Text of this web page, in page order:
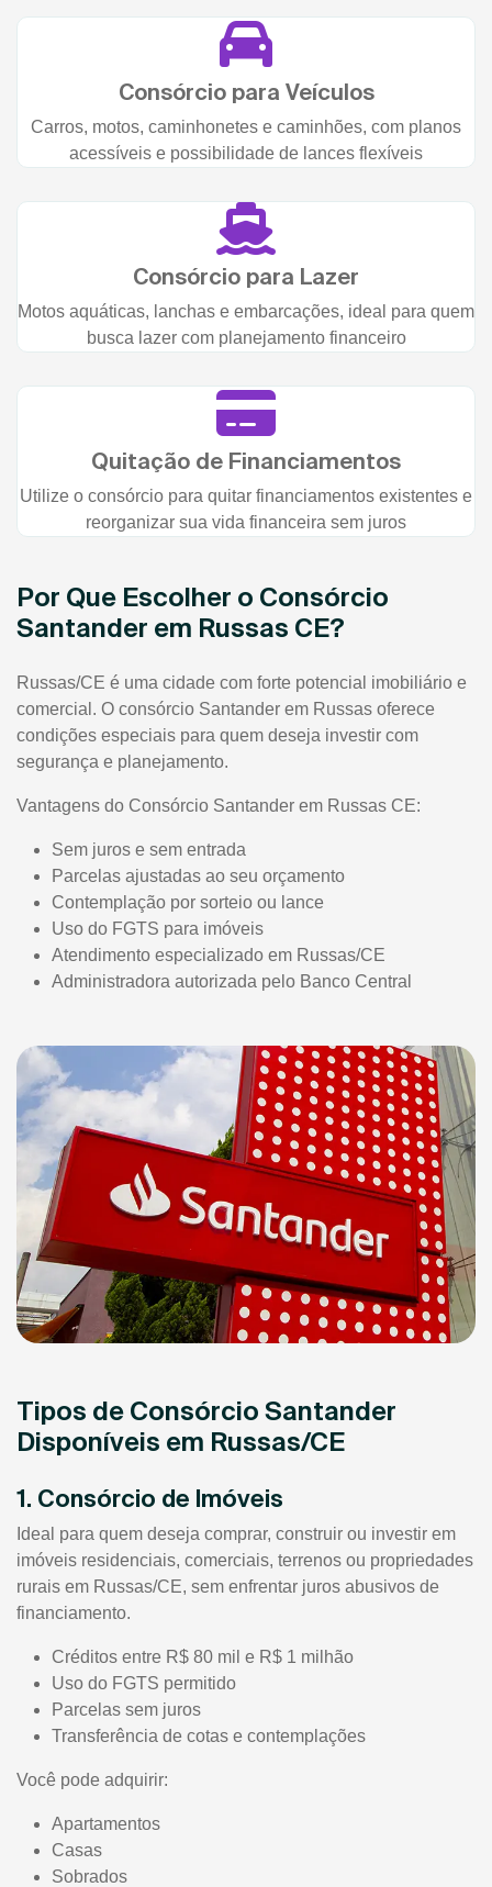
Consórcio para Veículos
Carros, motos, caminhonetes e caminhões, com planos
acessíveis e possibilidade de lances flexíveis
Consórcio para Lazer
Motos aquáticas, lanchas e embarcações, ideal para quem
busca lazer com planejamento financeiro
Quitação de Financiamentos
Utilize o consórcio para quitar financiamentos existentes e
reorganizar sua vida financeira sem juros
Por Que Escolher o Consórcio
Santander em Russas CE?
Russas/CE é uma cidade com forte potencial imobiliário e
comercial. O consórcio Santander em Russas oferece
condições especiais para quem deseja investir com
segurança e planejamento.
Vantagens do Consórcio Santander em Russas CE:
Sem juros e sem entrada
Parcelas ajustadas ao seu orçamento
Contemplação por sorteio ou lance
Uso do FGTS para imóveis
Atendimento especializado em Russas/CE
Administradora autorizada pelo Banco Central
Tipos de Consórcio Santander
Disponíveis em Russas/CE
1. Consórcio de Imóveis
Ideal para quem deseja comprar, construir ou investir em
imóveis residenciais, comerciais, terrenos ou propriedades
rurais em Russas/CE, sem enfrentar juros abusivos de
financiamento.
Créditos entre R$ 80 mil e R$ 1 milhão
Uso do FGTS permitido
Parcelas sem juros
Transferência de cotas e contemplações
Você pode adquirir:
Apartamentos
Casas
Sobrados